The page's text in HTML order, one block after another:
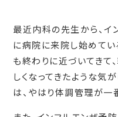
最近内科の先生から、イ
に病院に来院し始めてい
も終わりに近づいてきて
しくなってきたような気
は、やはり体調管理が一